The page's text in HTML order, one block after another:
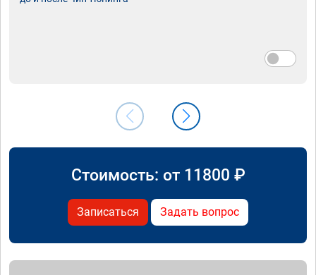
Стоимость: от 11800 ₽
Записаться Задать вопрос